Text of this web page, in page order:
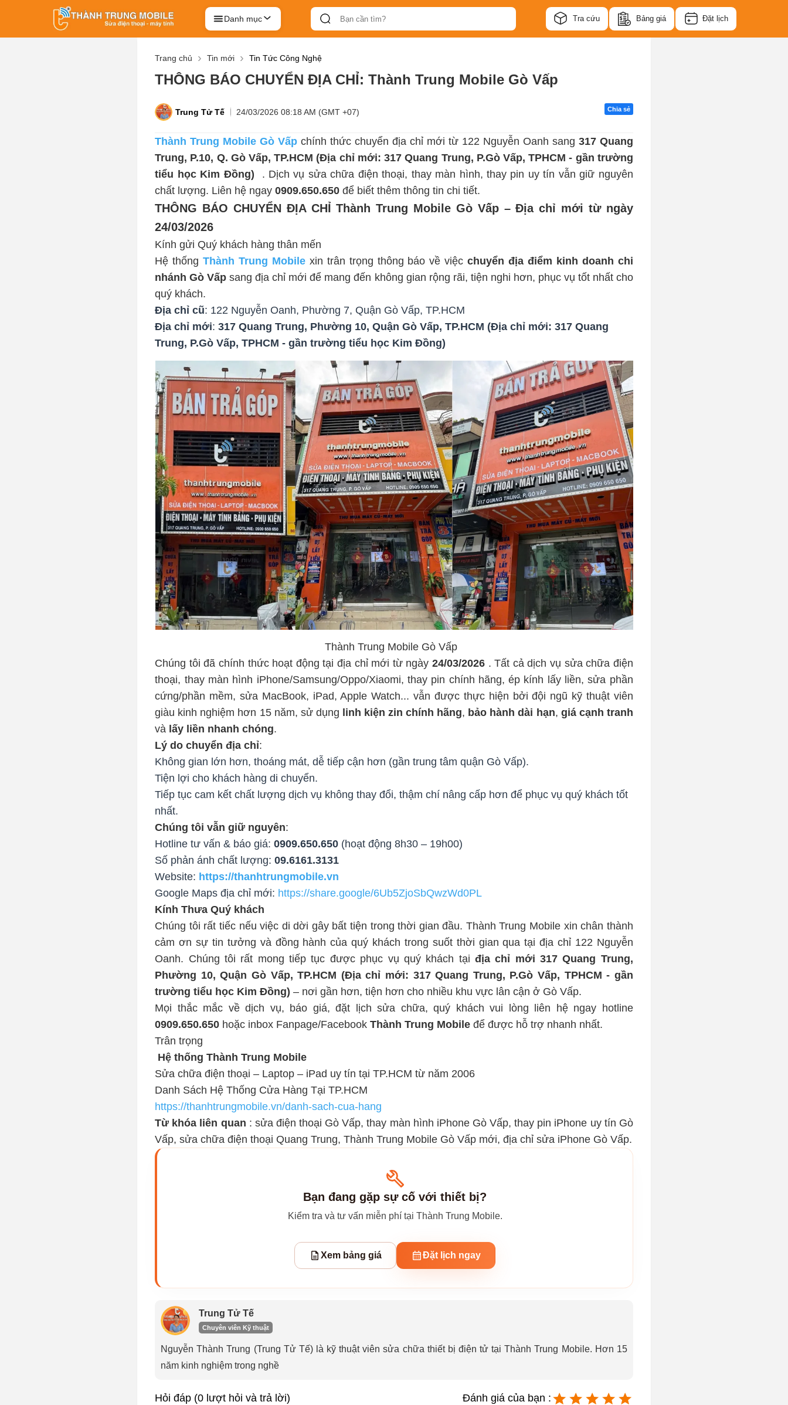
Danh mục Tra cứu Bảng giá Đặt lịch
Trang chủ Tin mới Tin Tức Công Nghệ
THÔNG BÁO CHUYỂN ĐỊA CHỈ: Thành Trung Mobile Gò Vấp
Trung Tử Tế 24/03/2026 08:18 AM (GMT +07) Chia sẻ
Thành Trung Mobile Gò Vấp chính thức chuyển địa chỉ mới từ 122 Nguyễn Oanh sang 317 Quang
Trung, P.10, Q. Gò Vấp, TP.HCM (Địa chỉ mới: 317 Quang Trung, P.Gò Vấp, TPHCM - gần trường
tiểu học Kim Đồng) . Dịch vụ sửa chữa điện thoại, thay màn hình, thay pin uy tín vẫn giữ nguyên
chất lượng. Liên hệ ngay 0909.650.650 để biết thêm thông tin chi tiết.
THÔNG BÁO CHUYỂN ĐỊA CHỈ Thành Trung Mobile Gò Vấp – Địa chỉ mới từ ngày
24/03/2026
Kính gửi Quý khách hàng thân mến
Hệ thống Thành Trung Mobile xin trân trọng thông báo về việc chuyển địa điểm kinh doanh chi
nhánh Gò Vấp sang địa chỉ mới để mang đến không gian rộng rãi, tiện nghi hơn, phục vụ tốt nhất cho
quý khách.
Địa chỉ cũ: 122 Nguyễn Oanh, Phường 7, Quận Gò Vấp, TP.HCM
Địa chỉ mới:317 Quang Trung, Phường 10, Quận Gò Vấp, TP.HCM (Địa chỉ mới: 317 Quang
Trung, P.Gò Vấp, TPHCM - gần trường tiểu học Kim Đồng)
Thành Trung Mobile Gò Vấp
Chúng tôi đã chính thức hoạt động tại địa chỉ mới từ ngày 24/03/2026 . Tất cả dịch vụ sửa chữa điện
thoại, thay màn hình iPhone/Samsung/Oppo/Xiaomi, thay pin chính hãng, ép kính lấy liền, sửa phần
cứng/phần mềm, sửa MacBook, iPad, Apple Watch... vẫn được thực hiện bởi đội ngũ kỹ thuật viên
giàu kinh nghiệm hơn 15 năm, sử dụng linh kiện zin chính hãng, bảo hành dài hạn, giá cạnh tranh
và lấy liền nhanh chóng.
Lý do chuyển địa chỉ:
Không gian lớn hơn, thoáng mát, dễ tiếp cận hơn (gần trung tâm quận Gò Vấp).
Tiện lợi cho khách hàng di chuyển.
Tiếp tục cam kết chất lượng dịch vụ không thay đổi, thậm chí nâng cấp hơn để phục vụ quý khách tốt
nhất.
Chúng tôi vẫn giữ nguyên:
Hotline tư vấn & báo giá:0909.650.650 (hoạt động 8h30 – 19h00)
Số phản ánh chất lượng:09.6161.3131
Website: https://thanhtrungmobile.vn
Google Maps địa chỉ mới: https://share.google/6Ub5ZjoSbQwzWd0PL
Kính Thưa Quý khách
Chúng tôi rất tiếc nếu việc di dời gây bất tiện trong thời gian đầu. Thành Trung Mobile xin chân thành
cảm ơn sự tin tưởng và đồng hành của quý khách trong suốt thời gian qua tại địa chỉ 122 Nguyễn
Oanh. Chúng tôi rất mong tiếp tục được phục vụ quý khách tại địa chỉ mới 317 Quang Trung,
Phường 10, Quận Gò Vấp, TP.HCM (Địa chỉ mới: 317 Quang Trung, P.Gò Vấp, TPHCM - gần
trường tiểu học Kim Đồng) – nơi gần hơn, tiện hơn cho nhiều khu vực lân cận ở Gò Vấp.
Mọi thắc mắc về dịch vụ, báo giá, đặt lịch sửa chữa, quý khách vui lòng liên hệ ngay hotline
0909.650.650 hoặc inbox Fanpage/Facebook Thành Trung Mobile để được hỗ trợ nhanh nhất.
Trân trọng
Hệ thống Thành Trung Mobile
Sửa chữa điện thoại – Laptop – iPad uy tín tại TP.HCM từ năm 2006
Danh Sách Hệ Thống Cửa Hàng Tại TP.HCM
https://thanhtrungmobile.vn/danh-sach-cua-hang
Từ khóa liên quan : sửa điện thoại Gò Vấp, thay màn hình iPhone Gò Vấp, thay pin iPhone uy tín Gò
Vấp, sửa chữa điện thoại Quang Trung, Thành Trung Mobile Gò Vấp mới, địa chỉ sửa iPhone Gò Vấp.
Bạn đang gặp sự cố với thiết bị?
Kiểm tra và tư vấn miễn phí tại Thành Trung Mobile.
Xem bảng giá Đặt lịch ngay
Trung Tử Tế
Chuyên viên Kỹ thuật
Nguyễn Thành Trung (Trung Tử Tế) là kỹ thuật viên sửa chữa thiết bị điện tử tại Thành Trung Mobile. Hơn 15
năm kinh nghiệm trong nghề
Hỏi đáp (0 lượt hỏi và trả lời) Đánh giá của bạn :